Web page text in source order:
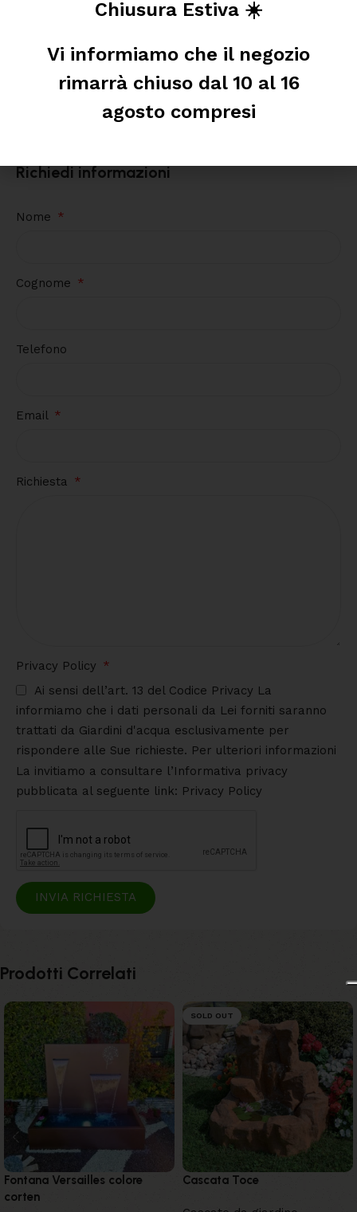
Antialghe per
Richiedi informazioni
Nome
Cognome
Telefono
Email
Richiesta
Privacy Policy
Ai sensi dell’art. 13 del Codice Privacy La
informiamo che i dati personali da Lei forniti saranno
trattati da Giardini d'acqua esclusivamente per
rispondere alle Sue richieste. Per ulteriori informazioni
La invitiamo a consultare l’Informativa privacy
pubblicata al seguente link: Privacy Policy
INVIA RICHIESTA
Prodotti Correlati
Fontana Versailles colore
corten
SOLD OUT
Cascata Toce
Chiusura Estiva ☀️
Vi informiamo che il negozio
rimarrà chiuso dal 10 al 16
agosto compresi